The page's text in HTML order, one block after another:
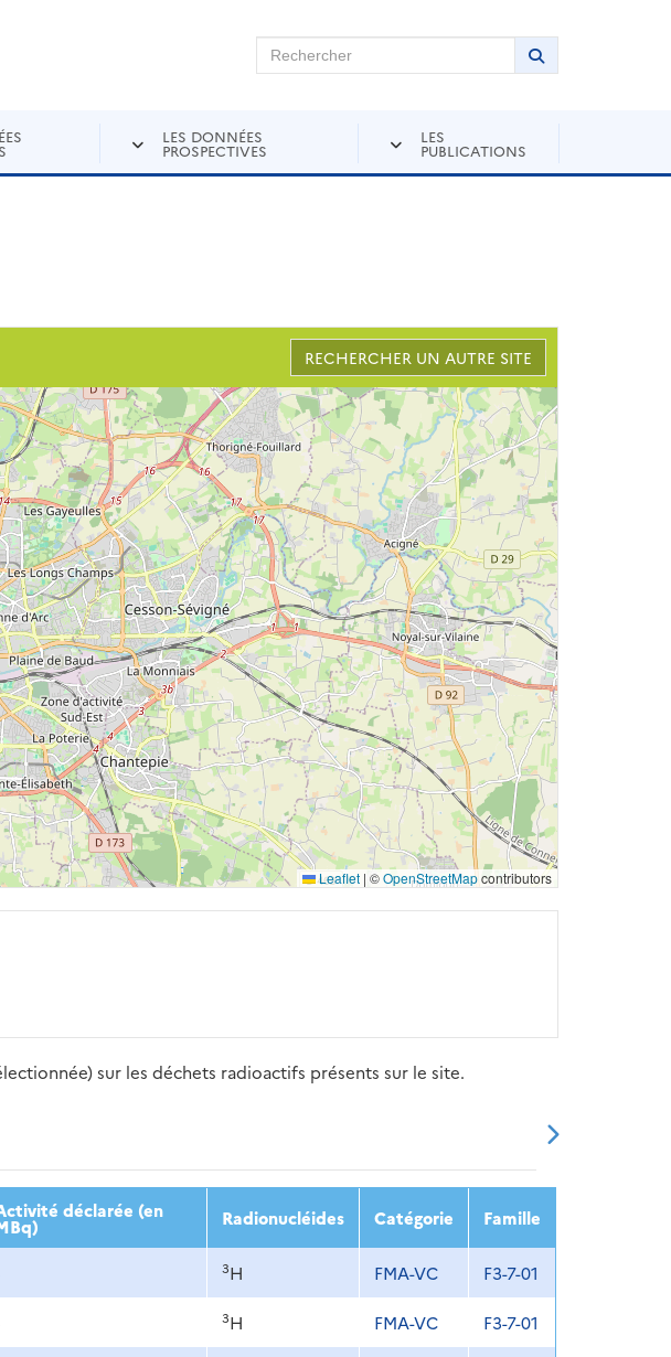
Rechercher sur Andra Inventaire Rechercher
Lancer la
LES DONNÉES
PROSPECTIVES
LES
PUBLICATIONS
RECHERCHER UN AUTRE SITE
Leaflet | ©OpenStreetMapcontributors
sur les déchets radioactifs présents sur le site.
2019 2020 2021 2022 2023
déclarée (en Radionucléides Catégorie Famille
3H FMA-VC F3-7-01
3H FMA-VC F3-7-01